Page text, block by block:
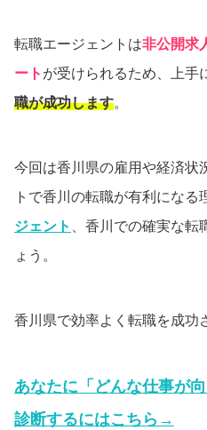
転職エージェントは非公開求
ート が受けられるため、上手
職が成功します。
今回は香川県の雇用や経済状
トで香川の転職が有利になる
ジェント 、香川での確実な転
ょう。
香川県で効率よく転職を成功
あなたに「どんな仕事が
診断するにはこちら→